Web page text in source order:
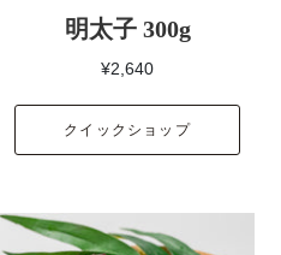
明太子 300g
¥2,640
クイックショップ